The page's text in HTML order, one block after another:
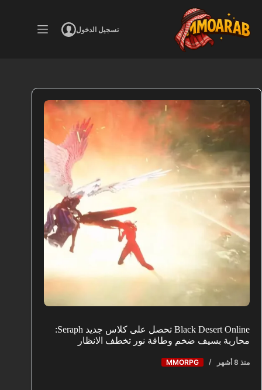
المحتوى
تسجيل الدخول
Black Desert Online تحصل على كلاس جديد Seraph:
محاربة بسيف ضخم وطاقة نور تخطف الانظار
منذ 8 أشهر MMORPG